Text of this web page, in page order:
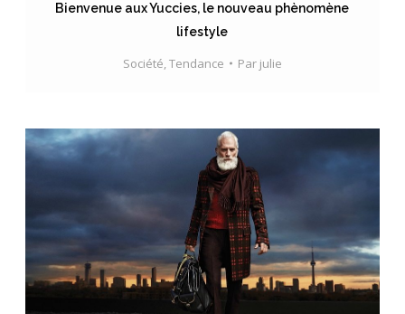
Bienvenue aux Yuccies, le nouveau phènomène
lifestyle
Société,Tendance Par julie